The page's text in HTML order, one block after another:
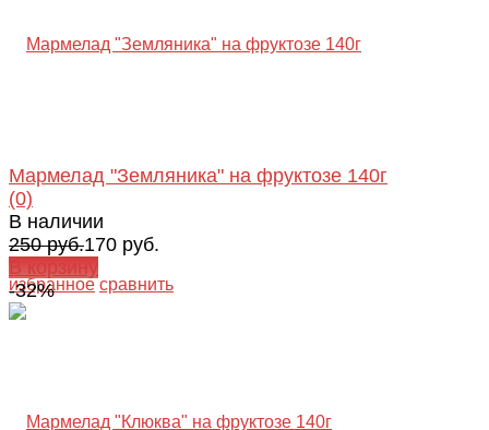
избранное сравнить
Мармелад "Земляника" на фруктозе 140г
(0)
В наличии
250 руб.170 руб.
В корзину
-32%